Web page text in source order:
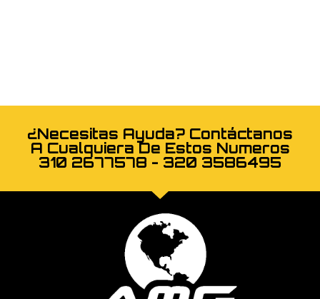
¿Necesitas Ayuda? Contáctanos
A Cualquiera De Estos Numeros
310 2677578 - 320 3586495